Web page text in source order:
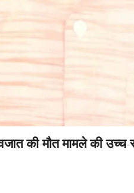
की मौत मामले की उच्च